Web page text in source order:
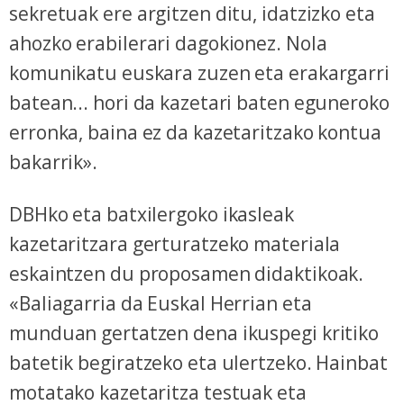
sekretuak ere argitzen ditu, idatzizko eta
ahozko erabilerari dagokionez. Nola
komunikatu euskara zuzen eta erakargarri
batean... hori da kazetari baten eguneroko
erronka, baina ez da kazetaritzako kontua
bakarrik».
DBHko eta batxilergoko ikasleak
kazetaritzara gerturatzeko materiala
eskaintzen du proposamen didaktikoak.
«Baliagarria da Euskal Herrian eta
munduan gertatzen dena ikuspegi kritiko
batetik begiratzeko eta ulertzeko. Hainbat
motatako kazetaritza testuak eta